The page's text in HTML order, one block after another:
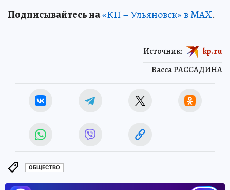
Подписывайтесь на«КП – Ульяновск» в MAX.
Васса РАССАДИНА
Источник: kp.ru
ОБЩЕСТВО